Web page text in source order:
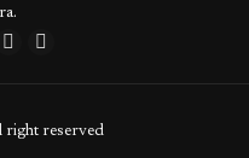
right reserved